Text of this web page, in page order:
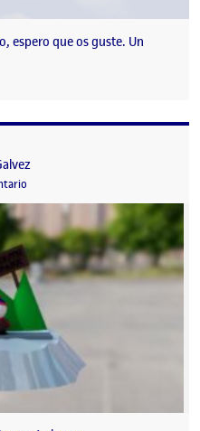
espero que os guste. Un